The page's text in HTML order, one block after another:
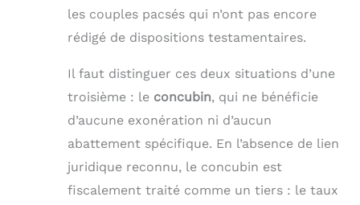
les couples pacsés qui n’ont pas encore
rédigé de dispositions testamentaires.
Il faut distinguer ces deux situations d’une
troisième : le concubin, qui ne bénéficie
d’aucune exonération ni d’aucun
abattement spécifique. En l’absence de lien
juridique reconnu, le concubin est
fiscalement traité comme un tiers : le taux